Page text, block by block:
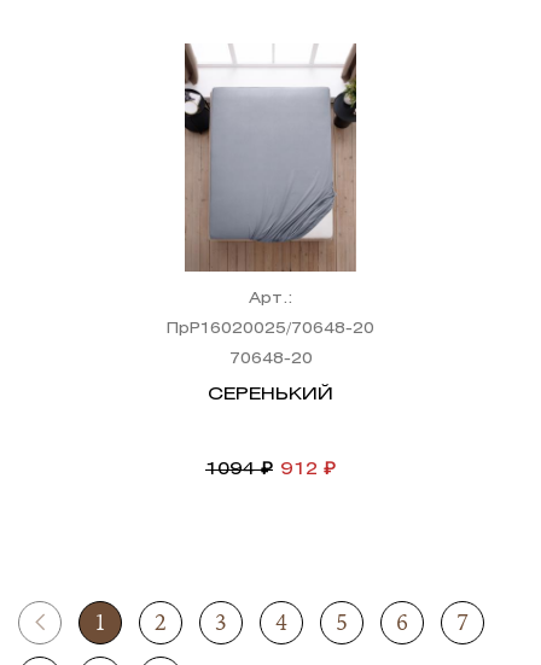
Арт.:
ПрР16020025/70648-20
70648-20
СЕРЕНЬКИЙ
1094 ₽ 912 ₽
1 2 3 4 5 6 7